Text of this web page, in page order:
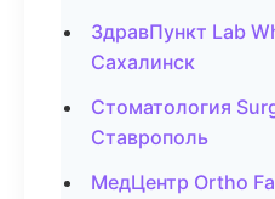
ЗдравПункт Lab
Сахалинск
Стоматология
Ставрополь
МедЦентр Ortho